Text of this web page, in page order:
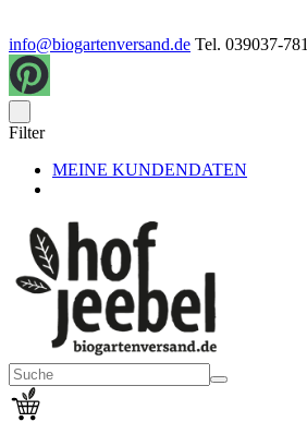
info@biogartenversand.de Tel. 039037-781
Filter
MEINE KUNDENDATEN